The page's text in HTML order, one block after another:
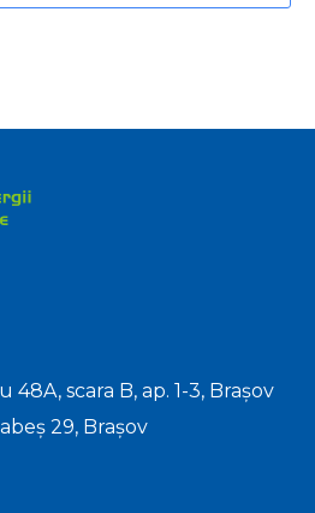
48A, scara B, ap. 1-3, Brașov
29, Brașov